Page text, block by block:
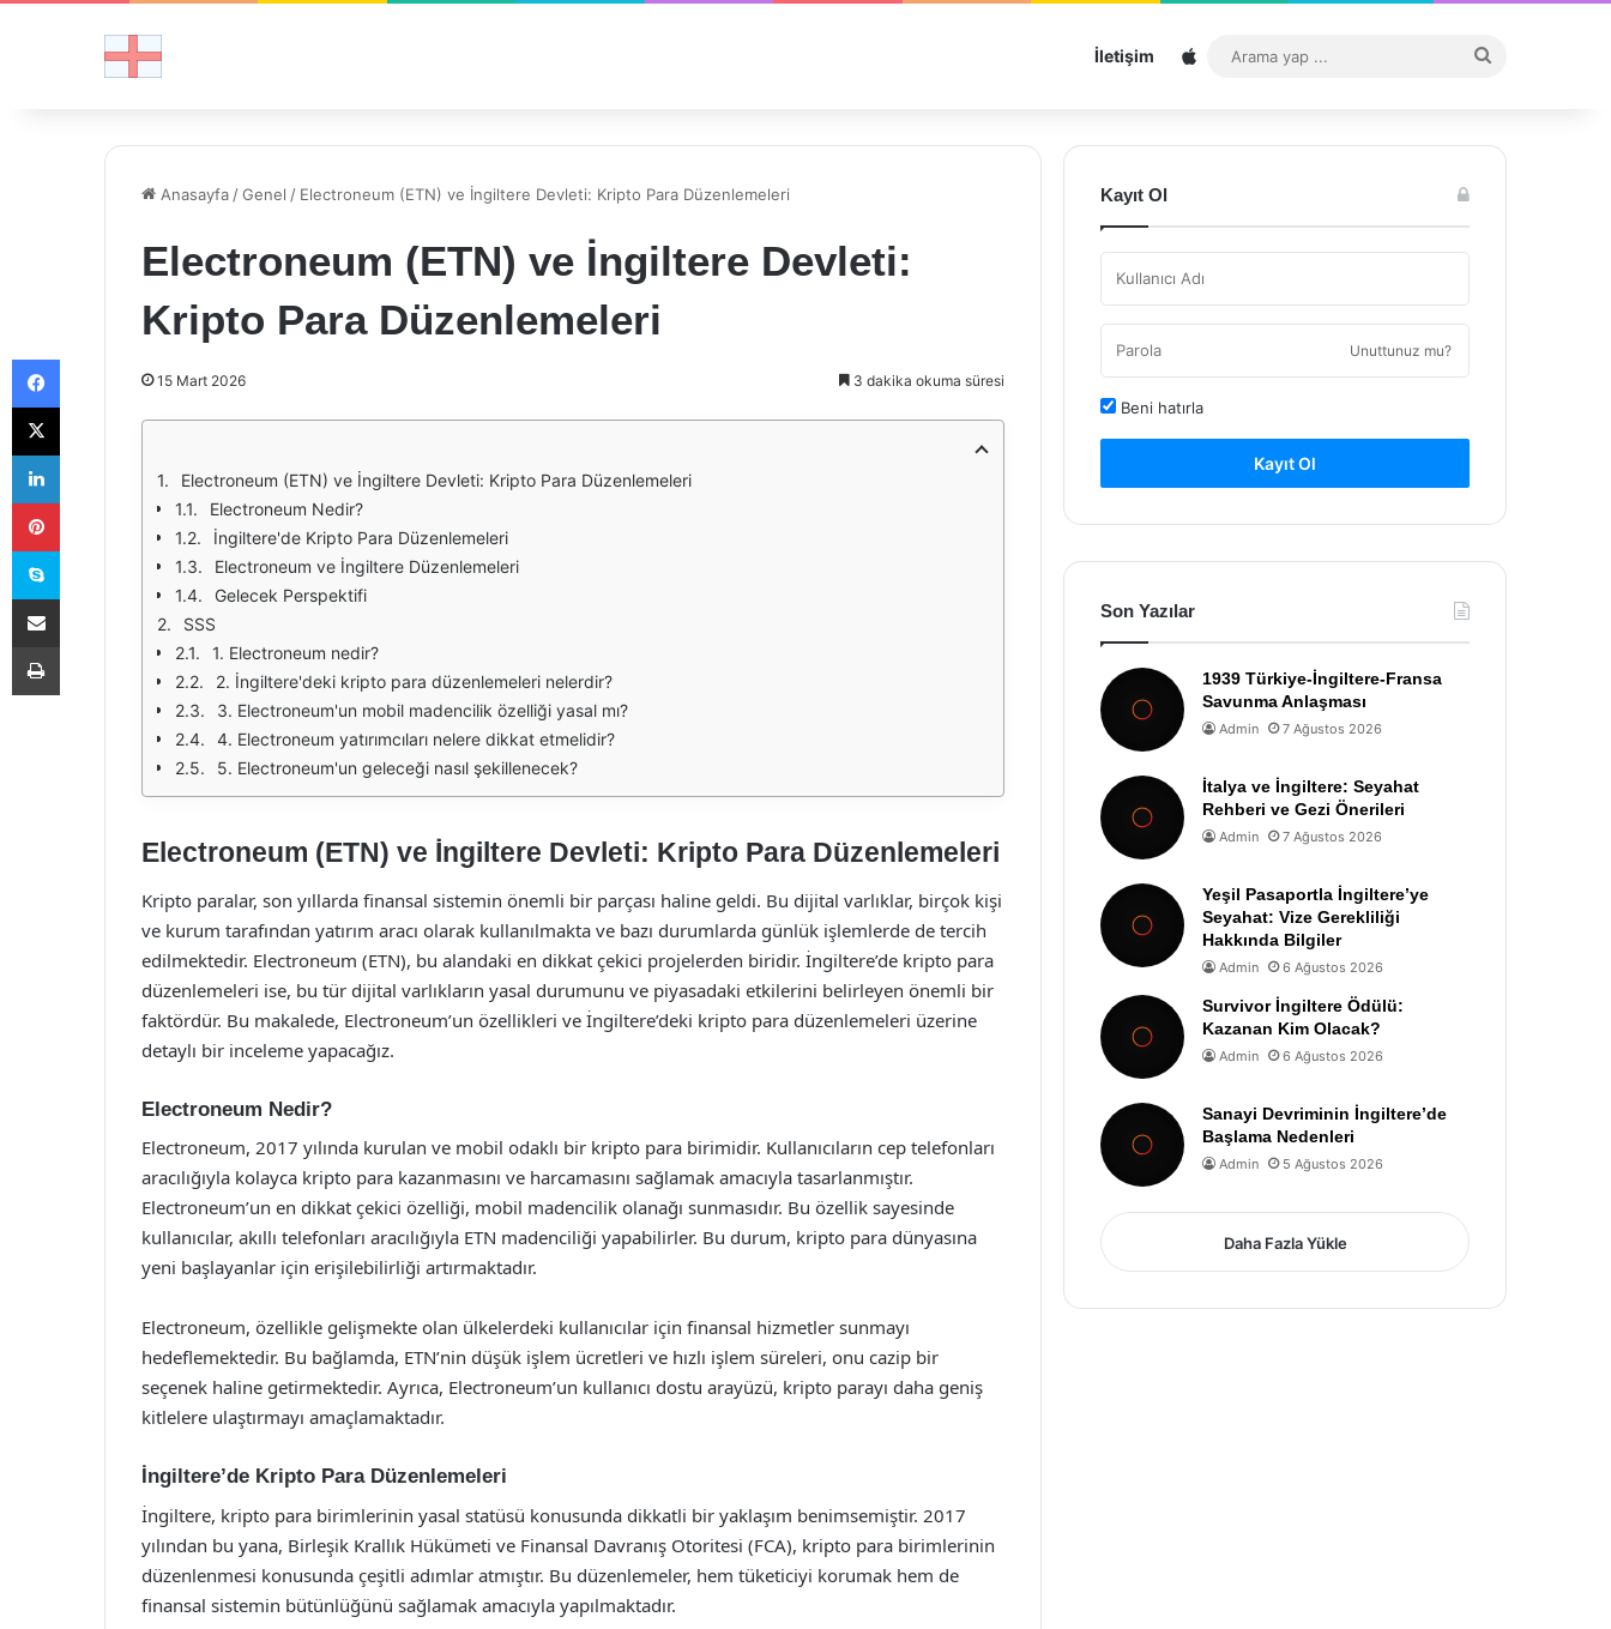
İletişim Sitemap
...
Anasayfa /Genel / Electroneum (ETN) ve İngiltere Devleti: Kripto Para Düzenlemeleri
Electroneum (ETN) ve İngiltere Devleti:
Kripto Para Düzenlemeleri
15 Mart 2026 3 dakika okuma süresi
Electroneum (ETN) ve İngiltere Devleti: Kripto Para Düzenlemeleri
Electroneum Nedir?
İngiltere'de Kripto Para Düzenlemeleri
Electroneum ve İngiltere Düzenlemeleri
Gelecek Perspektifi
SSS
1. Electroneum nedir?
2. İngiltere'deki kripto para düzenlemeleri nelerdir?
3. Electroneum'un mobil madencilik özelliği yasal mı?
4. Electroneum yatırımcıları nelere dikkat etmelidir?
5. Electroneum'un geleceği nasıl şekillenecek?
Electroneum (ETN) ve İngiltere Devleti: Kripto Para Düzenlemeleri
Kripto paralar, son yıllarda finansal sistemin önemli bir parçası haline geldi. Bu dijital varlıklar, birçok kişi
ve kurum tarafından yatırım aracı olarak kullanılmakta ve bazı durumlarda günlük işlemlerde de tercih
edilmektedir. Electroneum (ETN), bu alandaki en dikkat çekici projelerden biridir. İngiltere’de kripto para
düzenlemeleri ise, bu tür dijital varlıkların yasal durumunu ve piyasadaki etkilerini belirleyen önemli bir
faktördür. Bu makalede, Electroneum’un özellikleri ve İngiltere’deki kripto para düzenlemeleri üzerine
detaylı bir inceleme yapacağız.
Electroneum Nedir?
Electroneum, 2017 yılında kurulan ve mobil odaklı bir kripto para birimidir. Kullanıcıların cep telefonları
aracılığıyla kolayca kripto para kazanmasını ve harcamasını sağlamak amacıyla tasarlanmıştır.
Electroneum’un en dikkat çekici özelliği, mobil madencilik olanağı sunmasıdır. Bu özellik sayesinde
kullanıcılar, akıllı telefonları aracılığıyla ETN madenciliği yapabilirler. Bu durum, kripto para dünyasına
yeni başlayanlar için erişilebilirliği artırmaktadır.
Electroneum, özellikle gelişmekte olan ülkelerdeki kullanıcılar için finansal hizmetler sunmayı
hedeflemektedir. Bu bağlamda, ETN’nin düşük işlem ücretleri ve hızlı işlem süreleri, onu cazip bir
seçenek haline getirmektedir. Ayrıca, Electroneum’un kullanıcı dostu arayüzü, kripto parayı daha geniş
kitlelere ulaştırmayı amaçlamaktadır.
İngiltere’de Kripto Para Düzenlemeleri
İngiltere, kripto para birimlerinin yasal statüsü konusunda dikkatli bir yaklaşım benimsemiştir. 2017
yılından bu yana, Birleşik Krallık Hükümeti ve Finansal Davranış Otoritesi (FCA), kripto para birimlerinin
düzenlenmesi konusunda çeşitli adımlar atmıştır. Bu düzenlemeler, hem tüketiciyi korumak hem de
finansal sistemin bütünlüğünü sağlamak amacıyla yapılmaktadır.
Kayıt Ol
Unuttunuz mu?
Beni hatırla
Kayıt Ol
Son Yazılar
1939 Türkiye-İngiltere-Fransa
Savunma Anlaşması
Admin 7 Ağustos 2026
İtalya ve İngiltere: Seyahat
Rehberi ve Gezi Önerileri
Admin 7 Ağustos 2026
Yeşil Pasaportla İngiltere’ye
Seyahat: Vize Gerekliliği
Hakkında Bilgiler
Admin 6 Ağustos 2026
Survivor İngiltere Ödülü:
Kazanan Kim Olacak?
Admin 6 Ağustos 2026
Sanayi Devriminin İngiltere’de
Başlama Nedenleri
Admin 5 Ağustos 2026
Daha Fazla Yükle
Facebook
X
LinkedIn
Pinterest
Skype
E-Posta ile paylaş